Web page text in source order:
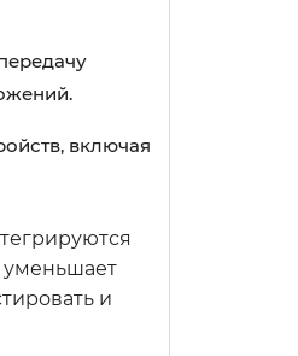
включая
уменьшает
и